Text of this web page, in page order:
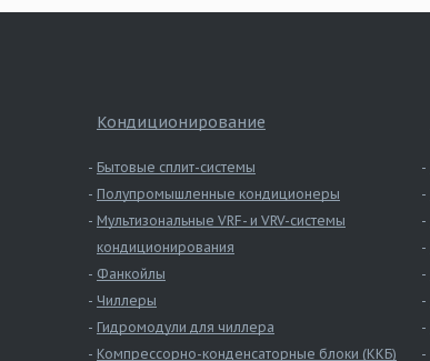
Кондиционирование
Бытовые сплит-системы
Полупромышленные кондиционеры
Мультизональные VRF- и VRV-системы
кондиционирования
Фанкойлы
Чиллеры
Гидромодули для чиллера
Компрессорно-конденсаторные блоки (ККБ)